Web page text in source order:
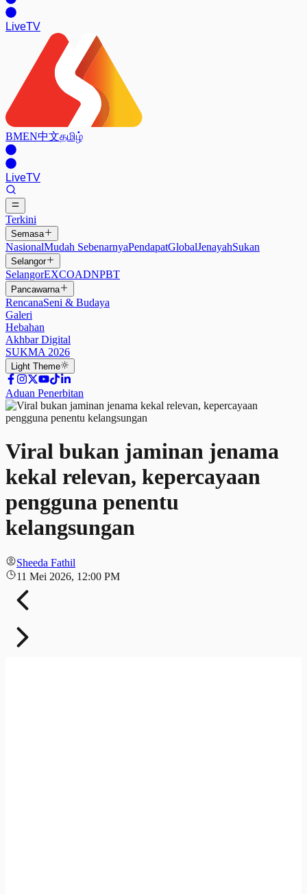
LiveTV
BMEN中文தமிழ்
LiveTV
Terkini
Semasa
NasionalMudah SebenarnyaPendapatGlobalJenayahSukan
Selangor
SelangorEXCOADNPBT
Pancawarna
RencanaSeni & Budaya
Galeri
Hebahan
Akhbar Digital
SUKMA 2026
Light Theme
Aduan Penerbitan
Viral bukan jaminan jenama
kekal relevan, kepercayaan
pengguna penentu
kelangsungan
Sheeda Fathil
11 Mei 2026, 12:00 PM